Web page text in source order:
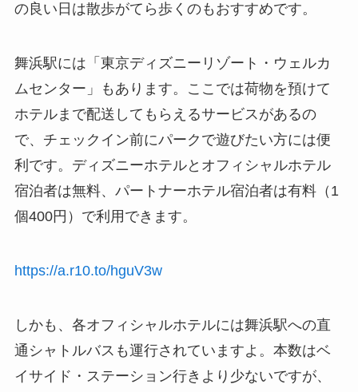
の良い日は散歩がてら歩くのもおすすめです。
舞浜駅には「東京ディズニーリゾート・ウェルカ
ムセンター」もあります。ここでは荷物を預けて
ホテルまで配送してもらえるサービスがあるの
で、チェックイン前にパークで遊びたい方には便
利です。ディズニーホテルとオフィシャルホテル
宿泊者は無料、パートナーホテル宿泊者は有料（1
個400円）で利用できます。
https://a.r10.to/hguV3w
しかも、各オフィシャルホテルには舞浜駅への直
通シャトルバスも運行されていますよ。本数はベ
イサイド・ステーション行きより少ないですが、